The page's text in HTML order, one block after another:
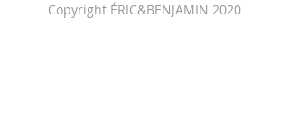
Copyright ÉRIC&BENJAMIN 2020